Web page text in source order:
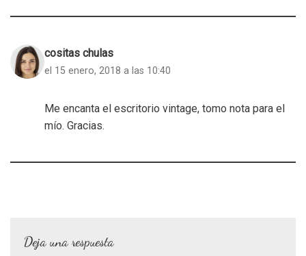
cositas chulas
el 15 enero, 2018 a las 10:40
Me encanta el escritorio vintage, tomo nota para el
mío. Gracias.
Deja una respuesta